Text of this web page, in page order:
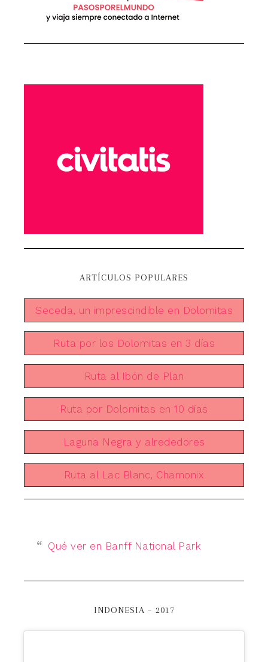
ARTÍCULOS POPULARES
Seceda, un imprescindible en Dolomitas
Ruta por los Dolomitas en 3 días
Ruta al Ibón de Plan
Ruta por Dolomitas en 10 días
Laguna Negra y alrededores
Ruta al Lac Blanc, Chamonix
Qué ver en Banff National Park
INDONESIA – 2017